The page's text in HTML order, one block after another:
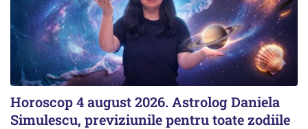
Horoscop 4 august 2026. Astrolog Daniela
Simulescu, previziunile pentru toate zodiile